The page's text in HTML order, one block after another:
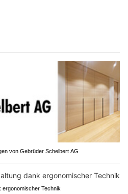
von Gebrüder Schelbert AG
ergonomischer Technik